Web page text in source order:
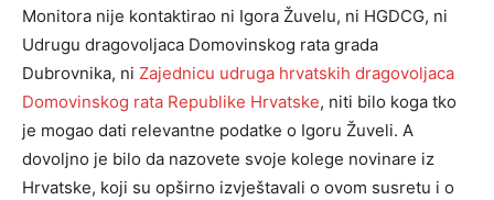
Monitora nije kontaktirao ni Igora Žuvelu, ni HGDCG, ni
Udrugu dragovoljaca Domovinskog rata grada
Dubrovnika, ni Zajednicu udruga hrvatskih dragovoljaca
Domovinskog rata Republike Hrvatske, niti bilo koga tko
je mogao dati relevantne podatke o Igoru Žuveli. A
dovoljno je bilo da nazovete svoje kolege novinare iz
Hrvatske, koji su opširno izvještavali o ovom susretu i o